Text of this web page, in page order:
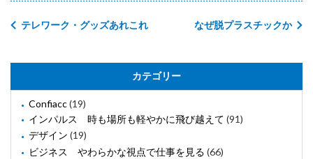
なぜ脱プラスチックか
テレワーク・グッズあれこれ
カテゴリー
Confiacc(19)
インパルス 時も場所も軽やかに飛び越えて (91)
デザイン (19)
ビジネス やわらかな視点で仕事を見る (66)